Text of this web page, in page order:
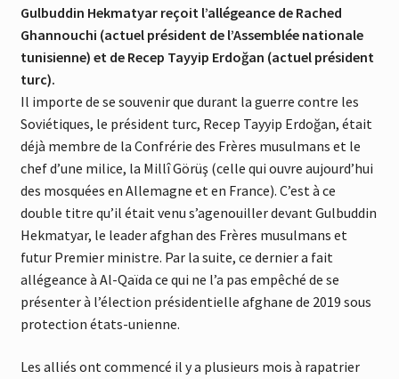
Gulbuddin Hekmatyar reçoit l’allégeance de Rached
Ghannouchi (actuel président de l’Assemblée nationale
tunisienne) et de Recep Tayyip Erdoğan (actuel président
turc).
Il importe de se souvenir que durant la guerre contre les
Soviétiques, le président turc, Recep Tayyip Erdoğan, était
déjà membre de la Confrérie des Frères musulmans et le
chef d’une milice, la Millî Görüş (celle qui ouvre aujourd’hui
des mosquées en Allemagne et en France). C’est à ce
double titre qu’il était venu s’agenouiller devant Gulbuddin
Hekmatyar, le leader afghan des Frères musulmans et
futur Premier ministre. Par la suite, ce dernier a fait
allégeance à Al-Qaïda ce qui ne l’a pas empêché de se
présenter à l’élection présidentielle afghane de 2019 sous
protection états-unienne.
Les alliés ont commencé il y a plusieurs mois à rapatrier